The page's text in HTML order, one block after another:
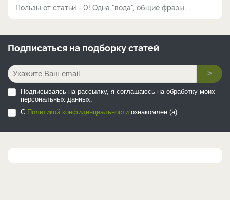
Пользы от статьи - 0! Одна "вода", общие фразы....
Подписаться на подборку статей
>
Подписываясь на рассылку, я соглашаюсь на обработку моих
персональных данных.
С Политикой конфиденциальности ознакомлен (а).